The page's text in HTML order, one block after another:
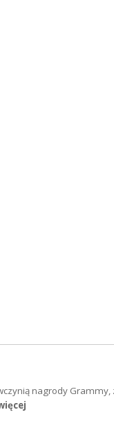
nagrody Grammy,